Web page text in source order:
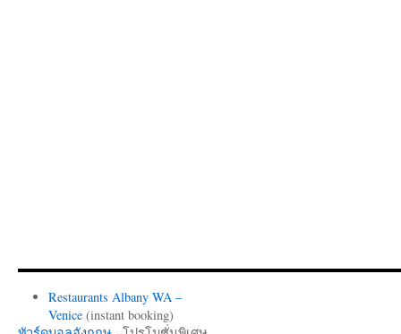
Restaurants Albany WA –
Venice(instant booking)